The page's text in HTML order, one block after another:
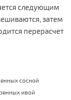
следующим
затем
перерасчет
сосной
ивой